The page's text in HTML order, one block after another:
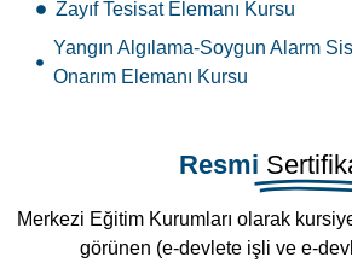
Zayıf Tesisat Elemanı Kursu
Yangın Algılama-Soygun Alarm
Onarım Elemanı Kursu
Resmi
Merkezi Eğitim Kurumları olarak
görünen (e-devlete işli ve e-